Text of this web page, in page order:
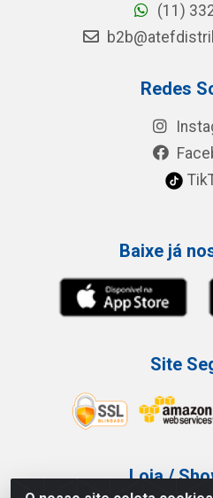
(11)
Redes
Baixe já
Site
Loja /